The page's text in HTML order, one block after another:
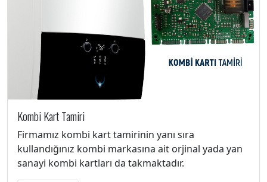
Kombi Kart Tamiri
Firmamız kombi kart tamirinin yanı sıra
kullandığınız kombi markasına ait orjinal yada yan
sanayi kombi kartları da takmaktadır.